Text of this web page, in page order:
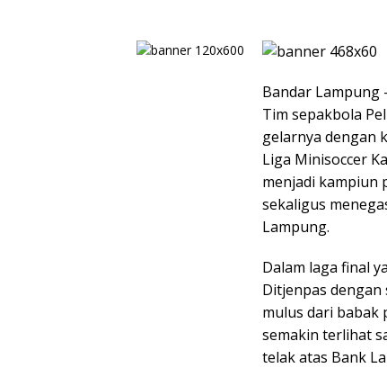
Bandar Lampung
Tim sepakbola
gelarnya dengan
Liga Minisoccer
menjadi kampiun
sekaligus
Lampung.
Dalam laga final
Ditjenpas dengan
mulus dari babak
semakin terlihat
telak atas Bank